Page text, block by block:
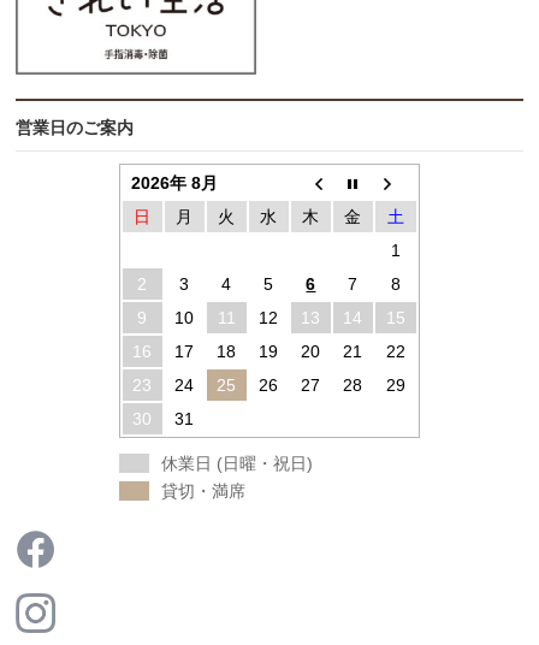
営業日のご案内
2026年 8月
日
月 火 水 木 金
土
1
2
3 4 5 6 7
8
9
10 11 12 13 14
15
16
17 18 19 20 21
22
23
24 25 26 27 28
29
30
31
休業日 (日曜・祝日)
貸切・満席